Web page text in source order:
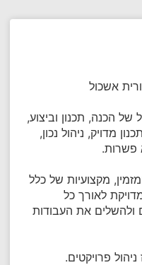
אשכול
של הכנה, תכנון וביצוע,
מדויק, ניהול נכון,
פשרות.
מקצועיות של כלל
לאורך כל
ולהשלים את העבודות
פרויקטים.